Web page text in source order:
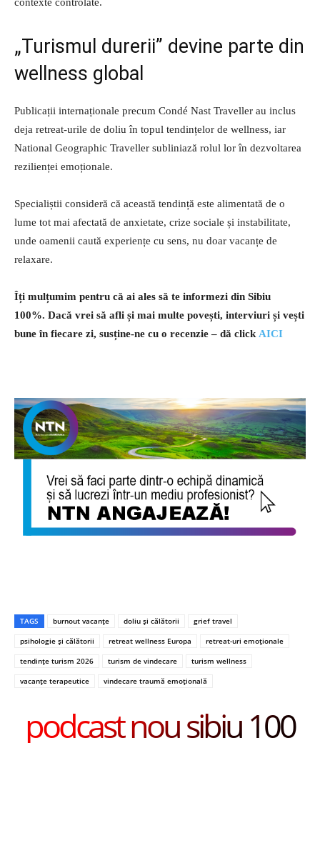
„Turismul durerii” devine parte din
wellness global
Publicații internaționale precum Condé Nast Traveller au inclus
deja retreat-urile de doliu în topul tendințelor de wellness, iar
National Geographic Traveller subliniază rolul lor în dezvoltarea
rezilienței emoționale.
Specialiștii consideră că această tendință este alimentată de o
lume tot mai afectată de anxietate, crize sociale și instabilitate,
unde oamenii caută experiențe cu sens, nu doar vacanțe de
relaxare.
Îți mulțumim pentru că ai ales să te informezi din Sibiu
100%. Dacă vrei să afli și mai multe povești, interviuri și vești
bune în fiecare zi, susține-ne cu o recenzie – dă click AICI
TAGS burnout vacanțe doliu și călătorii
grief travel
psihologie și călătorii
retreat wellness Europa
retreat-uri emoționale
tendințe turism 2026
turism de vindecare
turism wellness
vacanțe terapeutice
vindecare traumă emoțională
podcast nou sibiu 100